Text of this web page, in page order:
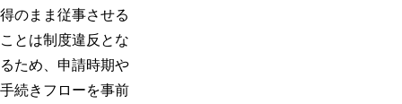
得のまま従事させる
ことは制度違反とな
るため、申請時期や
手続きフローを事前